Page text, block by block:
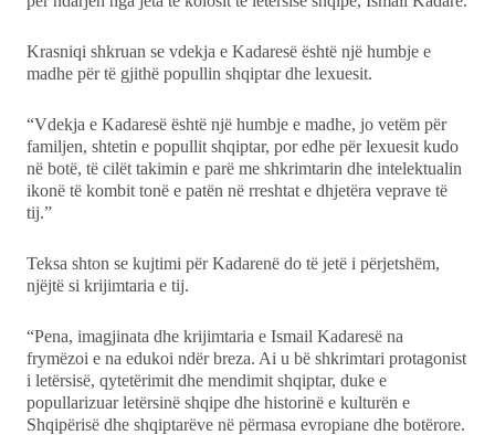
Krasniqi shkruan se vdekja e Kadaresë është një humbje e
madhe për të gjithë popullin shqiptar dhe lexuesit.
“Vdekja e Kadaresë është një humbje e madhe, jo vetëm për
familjen, shtetin e popullit shqiptar, por edhe për lexuesit kudo
në botë, të cilët takimin e parë me shkrimtarin dhe intelektualin
ikonë të kombit tonë e patën në rreshtat e dhjetëra veprave të
tij.”
Teksa shton se kujtimi për Kadarenë do të jetë i përjetshëm,
njëjtë si krijimtaria e tij.
“Pena, imagjinata dhe krijimtaria e Ismail Kadaresë na
frymëzoi e na edukoi ndër breza. Ai u bë shkrimtari protagonist
i letërsisë, qytetërimit dhe mendimit shqiptar, duke e
popullarizuar letërsinë shqipe dhe historinë e kulturën e
Shqipërisë dhe shqiptarëve në përmasa evropiane dhe botërore.